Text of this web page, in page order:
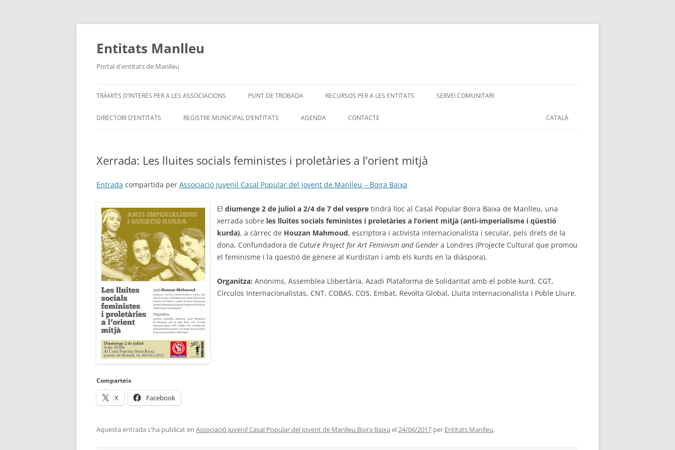
Vés
contingut
Entitats Manlleu
Portal d'entitats de Manlleu
TRÀMITS D’INTERÈS PER A LES ASSOCIACIONS PUNT DE TROBADA RECURSOS PER A LES ENTITATS SERVEI COMUNITARI
DIRECTORI D’ENTITATS
SITUA’M – MAPA D’ENTITATS
REGISTRE MUNICIPAL D’ENTITATS AGENDA CONTACTE CATALÀ
Xerrada: Les lluites socials feministes i proletàries a l’orient mitjà
Entrada compartida per Associació juvenil Casal Popular del Jovent de Manlleu – Boira Baixa
El diumenge 2 de juliol a 2/4 de 7 del vespre tindrà lloc al Casal Popular Boira Baixa de Manlleu, una
xerrada sobre les lluites socials feministes i proletàries a l’orient mitjà (anti-imperialisme i qüestió
kurda), a càrrec de Houzan Mahmoud, escriptora i activista internacionalista i secular, pels drets de la
dona, Confundadora de Cuture Project for Art Feminism and Gender a Londres (Projecte Cultural que promou
el feminisme i la qüestió de gènere al Kurdistan i amb els kurds en la diàspora).
Organitza: Anònims, Assemblea Llibertària, Azadi Plataforma de Solidaritat amb el poble kurd, CGT,
Círculos Internacionalistas, CNT, COBAS, COS, Embat, Revolta Global, Lluita Internacionalista i Poble Lliure.
Comparteix
X Facebook
Aquesta entrada s'ha publicat en Associació Juvenil Casal Popular del Jovent de Manlleu Boira Baixa el24/06/2017 per Entitats Manlleu.